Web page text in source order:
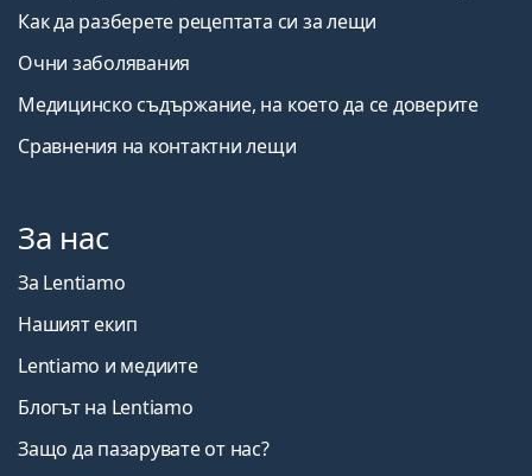
Как да разберете рецептата си за лещи
Очни заболявания
Медицинско съдържание, на което да се доверите
Сравнения на контактни лещи
За нас
За Lentiamo
Нашият екип
Lentiamo и медиите
Блогът на Lentiamo
Защо да пазарувате от нас?